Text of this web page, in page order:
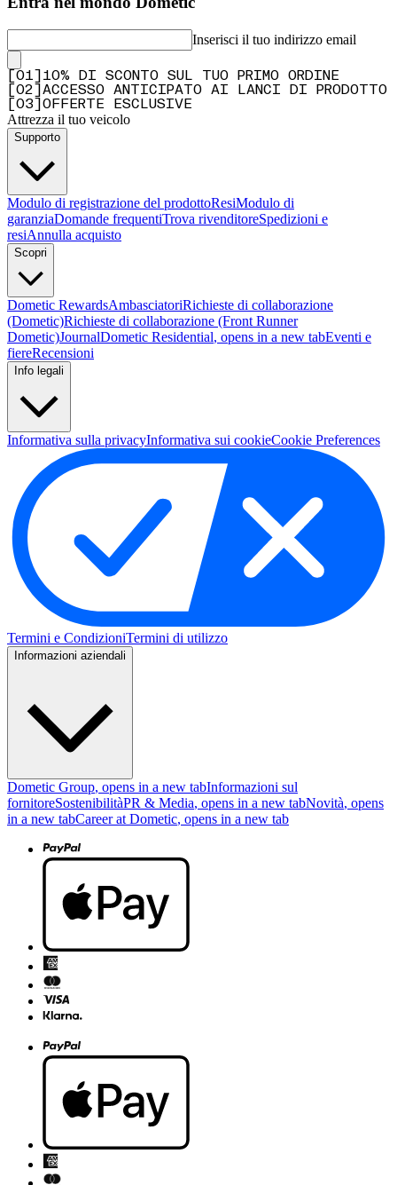
Inserisci il tuo indirizzo email
[01] 10% DI SCONTO SUL TUO PRIMO ORDINE
[02] ACCESSO ANTICIPATO AI LANCI DI PRODOTTO
[03] OFFERTE ESCLUSIVE
Attrezza il tuo veicolo
Supporto
Modulo di registrazione del prodottoResiModulo di
garanziaDomande frequentiTrova rivenditoreSpedizioni e
resiAnnulla acquisto
Scopri
Dometic RewardsAmbasciatoriRichieste di collaborazione
(Dometic)Richieste di collaborazione (Front Runner
Dometic)JournalDometic Residential, opens in a new tabEventi e
fiereRecensioni
Info legali
Informativa sulla privacyInformativa sui cookieCookie Preferences
Termini e CondizioniTermini di utilizzo
Informazioni aziendali
Dometic Group, opens in a new tabInformazioni sul
fornitoreSostenibilitàPR & Media, opens in a new tabNovità, opens
in a new tabCareer at Dometic, opens in a new tab